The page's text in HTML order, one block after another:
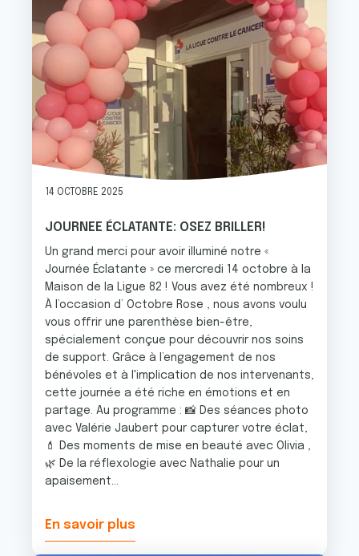
14 OCTOBRE 2025
JOURNEE ÉCLATANTE: OSEZ BRILLER!
Un grand merci pour avoir illuminé notre «
Journée Éclatante » ce mercredi 14 octobre à la
Maison de la Ligue 82 ! Vous avez été nombreux !
À l’occasion d’ Octobre Rose , nous avons voulu
vous offrir une parenthèse bien-être,
spécialement conçue pour découvrir nos soins
de support. Grâce à l’engagement de nos
bénévoles et à l'implication de nos intervenants,
cette journée a été riche en émotions et en
partage. Au programme : 📸 Des séances photo
avec Valérie Jaubert pour capturer votre éclat,
💄 Des moments de mise en beauté avec Olivia ,
🌿 De la réflexologie avec Nathalie pour un
apaisement...
En savoir plus